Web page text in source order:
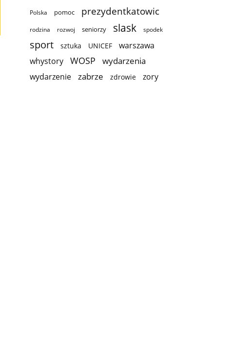
Polska pomoc prezydentkatowic
rodzina rozwoj seniorzy slask spodek
sport sztuka UNICEF
warszawa
whystory
WOSP
wydarzenia
wydarzenie
zabrze zdrowie zory